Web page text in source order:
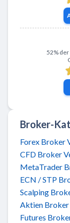
52%
Broker-
Forex Broker
CFD Broker
MetaTrader
ECN / STP
Scalping
Aktien Broker
Futures